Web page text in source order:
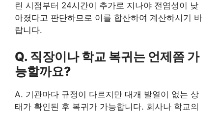
린 시점부터 24시간이 추가로 지나야 전염성이 낮
아졌다고 판단하므로 이를 합산하여 계산하시기 바
랍니다.
Q. 직장이나 학교 복귀는 언제쯤 가
능할까요?
A. 기관마다 규정이 다르지만 대개 발열이 없는 상
태가 확인된 후 복귀가 가능합니다. 회사나 학교의